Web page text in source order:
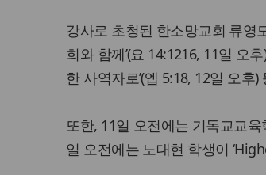
강사로 초청된 한소망교회 류영
희와 함께’(요 14:1216, 11일 오
한 사역자로’(엡 5:18, 12일 오후
또한, 11일 오전에는 기독교교
일 오전에는 노대현 학생이